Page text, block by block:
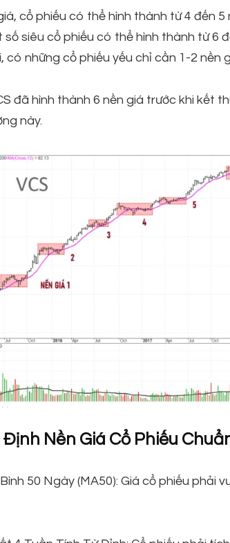
cổ phiếu có thể hình thành từ 4 đến
siêu cổ phiếu có thể hình thành từ 6
có những cổ phiếu yếu chỉ cần 1-2 nền
đã hình thành 6 nền giá trước khi kết
này.
Nền Giá Cổ Phiếu
50 Ngày (MA50): Giá cổ phiếu phải